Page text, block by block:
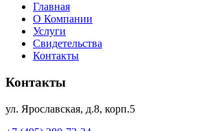
Главная
О Компании
Услуги
Cвидетельства
Контакты
Контакты
ул. Ярославская, д.8, корп.5